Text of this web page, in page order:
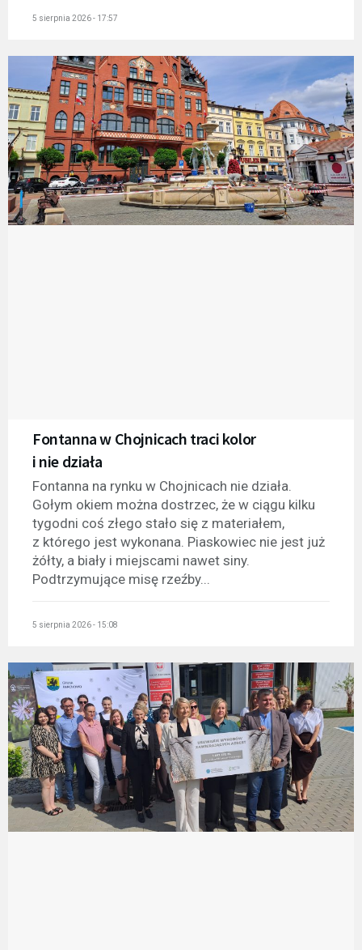
5 sierpnia 2026 - 17:57
Fontanna w Chojnicach traci kolor
i nie działa
Fontanna na rynku w Chojnicach nie działa.
Gołym okiem można dostrzec, że w ciągu kilku
tygodni coś złego stało się z materiałem,
z którego jest wykonana. Piaskowiec nie jest już
żółty, a biały i miejscami nawet siny.
Podtrzymujące misę rzeźby...
5 sierpnia 2026 - 15:08